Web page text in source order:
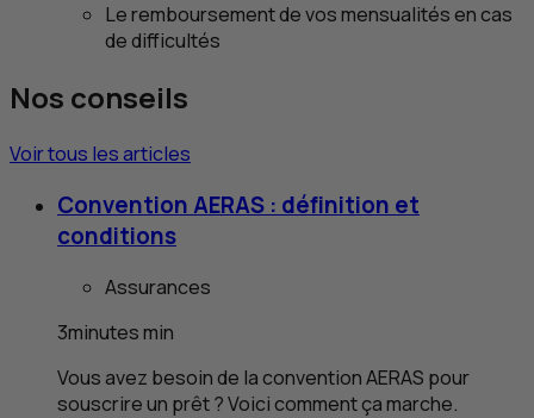
Le remboursement de vos mensualités en cas
de difficultés
Nos conseils
Voir tous les articles
Convention AERAS : définition et
conditions
Assurances
3minutesmin
Vous avez besoin de la conventionAERAS pour
souscrire un prêt ? Voici comment ça marche.